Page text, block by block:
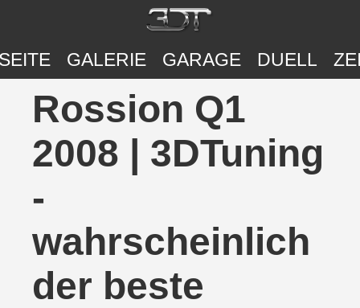
GALERIE GARAGE DUELL
Rossion Q1
2008 | 3DTuning
-
wahrscheinlich
der beste